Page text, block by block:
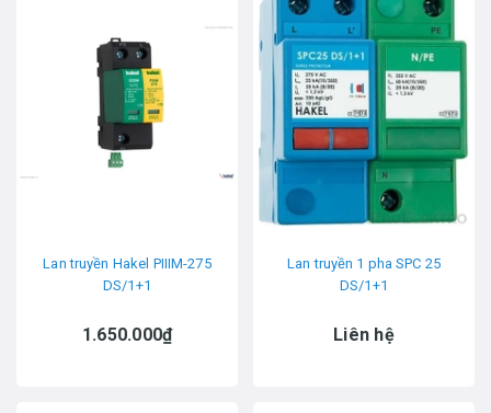
Lan truyền Hakel PIIIM-275
DS/1+1
1.650.000₫
Lan truyền 1 pha SPC 25
DS/1+1
Liên hệ